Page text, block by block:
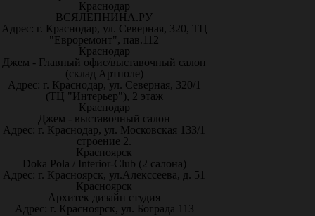
Краснодар
ВСЯЛЕПНИНА.РУ
Адрес: г. Краснодар, ул. Северная, 320, ТЦ
"Евроремонт", пав.112
Краснодар
Джем - Главный офис/выставочный салон
(склад Артполе)
Адрес: г. Краснодар, ул. Северная, 320/1
(ТЦ "Интерьер"), 2 этаж
Краснодар
Джем - выставочный салон
Адрес: г. Краснодар, ул. Московская 133/1
строение 2.
Красноярск
Doka Pola / Interior-Club (2 салона)
Адрес: г. Красноярск, ул.Алекссеева, д. 51
Красноярск
Архитек дизайн студия
Адрес: г. Красноярск, ул. Бограда 113